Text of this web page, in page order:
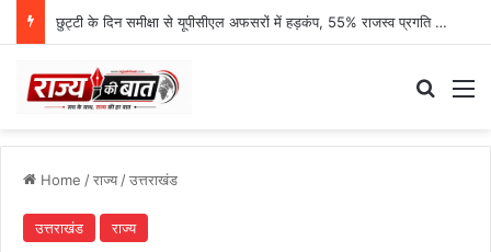
छुट्टी के दिन समीक्षा से यूपीसीएल अफसरों में हड़कंप, 55% राजस्व प्रगति पर एमडी नाराज
Home /राज्य/उत्तराखंड
उत्तराखंड राज्य